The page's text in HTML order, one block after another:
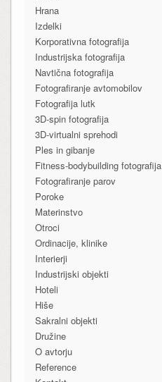
Hrana
Izdelki
Korporativna fotografija
Industrijska fotografija
Navtična fotografija
Fotografiranje avtomobilov
Fotografija lutk
3D-spin fotografija
3D-virtualni sprehodi
Ples in gibanje
Fitness-bodybuilding fotografija
Fotografiranje parov
Poroke
Materinstvo
Otroci
Ordinacije, klinike
Interierji
Industrijski objekti
Hoteli
Hiše
Sakralni objekti
Družine
O avtorju
Reference